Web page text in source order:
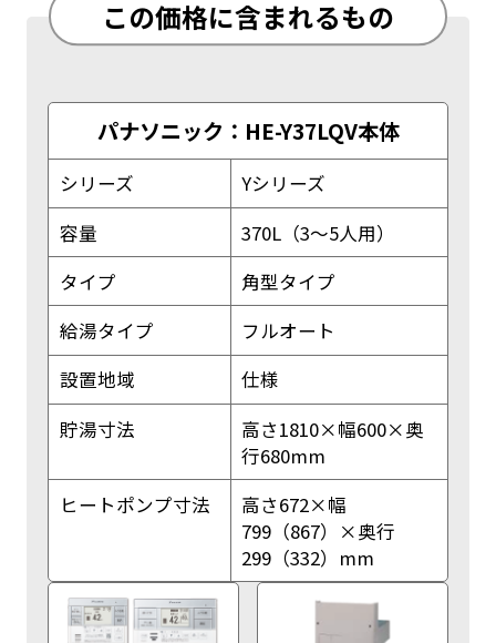
この価格に含まれるもの
パナソニック：HE-Y37LQV本体
シリーズ
Yシリーズ
容量
370L（3〜5人用）
タイプ
角型タイプ
給湯タイプ
フルオート
設置地域
仕様
貯湯寸法
高さ1810×幅600×奥
行680mm
ヒートポンプ寸法
高さ672×幅
799（867）×奥行
299（332）mm